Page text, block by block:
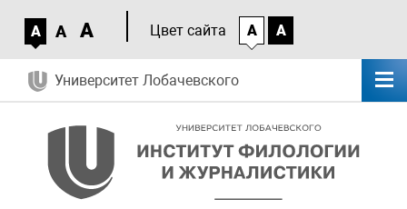
A A A Цвет сайта A A
Университет Лобачевского